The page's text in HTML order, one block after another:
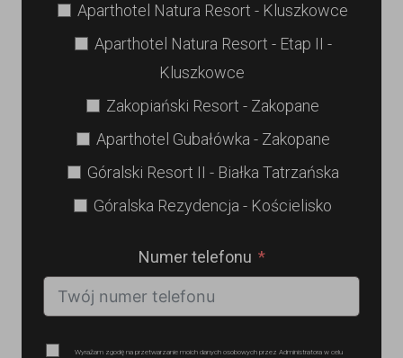
Aparthotel Natura Resort - Kluszkowce
Aparthotel Natura Resort - Etap II -
Kluszkowce
Zakopiański Resort - Zakopane
Aparthotel Gubałówka - Zakopane
Góralski Resort II - Białka Tatrzańska
Góralska Rezydencja - Kościelisko
Numer telefonu
Wyrażam zgodę na przetwarzanie moich danych osobowych przez Administratora w celu